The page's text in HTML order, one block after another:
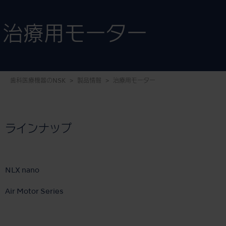
治療用モーター
歯科医療機器のNSK 製品情報 治療用モーター
ラインナップ
NLX nano
Air Motor Series